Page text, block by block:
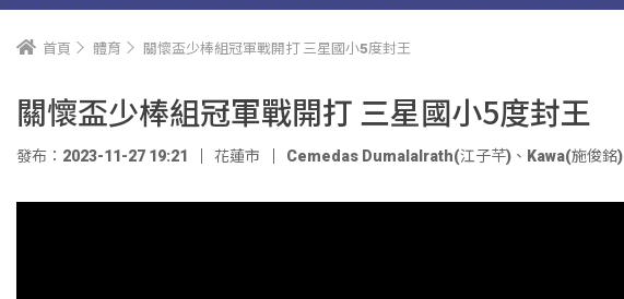
首頁 體育 關懷盃少棒組冠軍戰開打 三星國小5度封王
關懷盃少棒組冠軍戰開打 三星國小5度封王
發布：2023-11-27 19:21 花蓮市 Cemedas Dumalalrath(江子芊) 、 Kawa(施俊銘)